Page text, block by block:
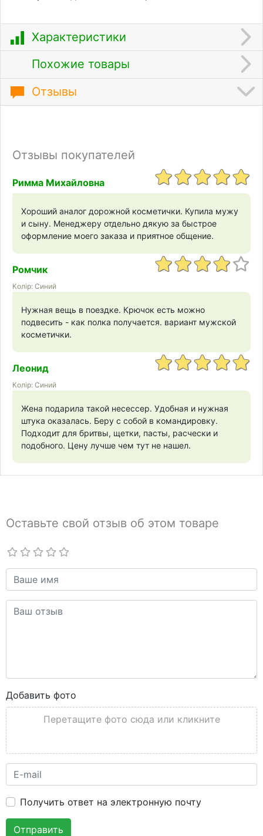
Характеристики
Похожие товары
Отзывы
Отзывы покупателей
Римма Михайловна
Хороший аналог дорожной косметички. Купила мужу
и сыну. Менеджеру отдельно дякую за быстрое
оформление моего заказа и приятное общение.
Ромчик
Колір: Синий
Нужная вещь в поездке. Крючок есть можно
подвесить - как полка получается. вариант мужской
косметички.
Леонид
Колір: Синий
Жена подарила такой несессер. Удобная и нужная
штука оказалась. Беру с собой в командировку.
Подходит для бритвы, щетки, пасты, расчески и
подобного. Цену лучше чем тут не нашел.
Оставьте свой отзыв об этом товаре
Добавить фото
Перетащите фото сюда или кликните
Получить ответ на электронную почту
Отправить